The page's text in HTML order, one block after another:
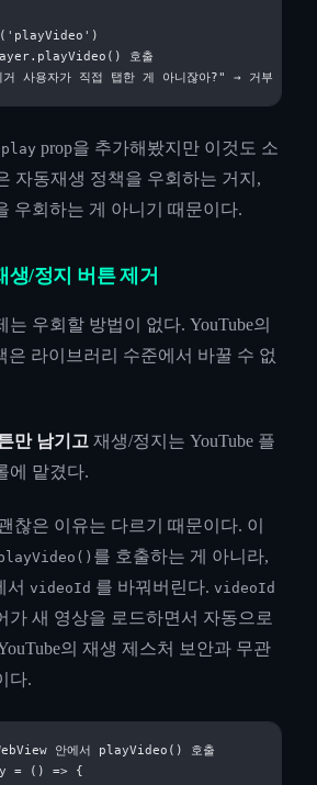
호출
prop을 추가해봤지만 이것도 소
자동재생 정책을 우회하는 거지,
우회하는 게 아니기 때문이다.
/정지 버튼 제거
우회할 방법이 없다. YouTube의
은 라이브러리 수준에서 바꿀 수 없
만 남기고 재생/정지는 YouTube 플
에 맡겼다.
찮은 이유는 다르기 때문이다. 이
를 호출하는 게 아니라,
서 videoId 를 바꿔버린다. videoId
가 새 영상을 로드하면서 자동으로
의 재생 제스처 보안과 무관
다.
안에서 playVideo() 호출
= () => {